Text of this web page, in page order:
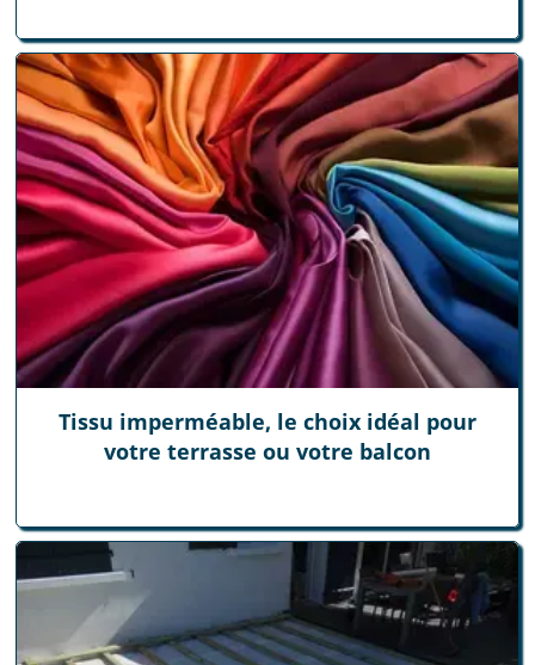
Tissu imperméable, le choix idéal pour
votre terrasse ou votre balcon